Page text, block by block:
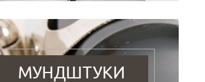
МУНДШТУКИ